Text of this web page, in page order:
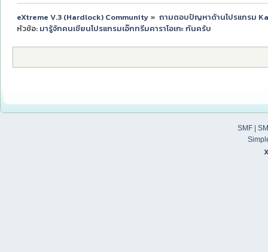
eXtreme V.3 (Hardlock) Community» ถามตอบปัญหาด้านโปรแกรม
หัวข้อ: มารู้จักคนเขียนโปรแกรมเอ๊กทรีมคาราโอเกะ กันครับ
SMF|